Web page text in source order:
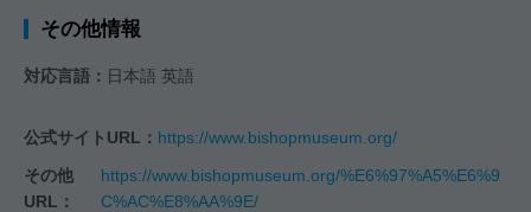
その他情報
対応言語： 日本語 英語
公式サイトURL： https://www.bishopmuseum.org/
その他
URL：
https://www.bishopmuseum.org/%E6%97%A5%E6%9
C%AC%E8%AA%9E/